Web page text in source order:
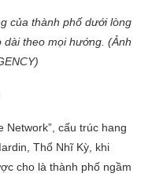
của thành phố dưới lòng
theo mọi hướng. (Ảnh
Network”, cấu trúc hang
Thổ Nhĩ Kỳ, khi
cho là thành phố ngầm